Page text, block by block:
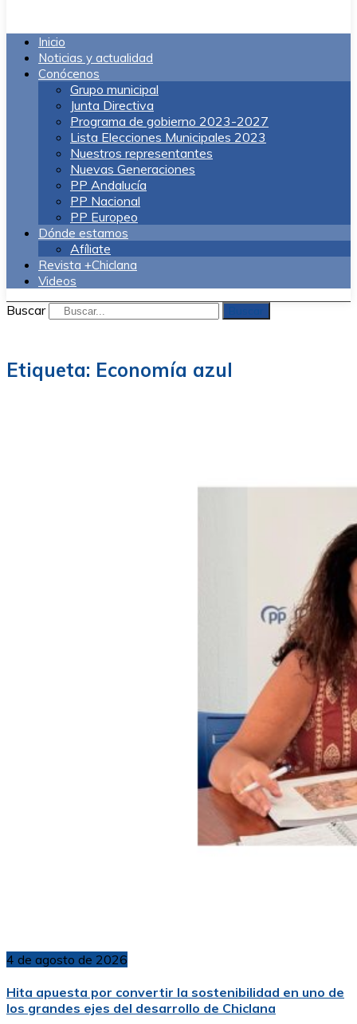
Inicio
Noticias y actualidad
Conócenos
Grupo municipal
Junta Directiva
Programa de gobierno 2023-2027
Lista Elecciones Municipales 2023
Nuestros representantes
Nuevas Generaciones
PP Andalucía
PP Nacional
PP Europeo
Dónde estamos
Afíliate
Revista +Chiclana
Videos
Buscar
Etiqueta: Economía azul
4 de agosto de 2026
Hita apuesta por convertir la sostenibilidad en uno de
los grandes ejes del desarrollo de Chiclana